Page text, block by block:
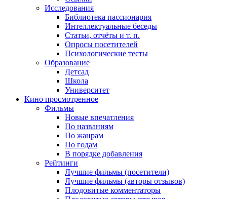
Исследования
Библиотека пассионария
Интеллектуальные беседы
Статьи, отчёты и т. п.
Опросы посетителей
Психологические тесты
Образование
Детсад
Школа
Университет
Кино просмотренное
Фильмы
Новые впечатления
По названиям
По жанрам
По годам
В порядке добавления
Рейтинги
Лучшие фильмы (посетители)
Лучшие фильмы (авторы отзывов)
Плодовитые комментаторы